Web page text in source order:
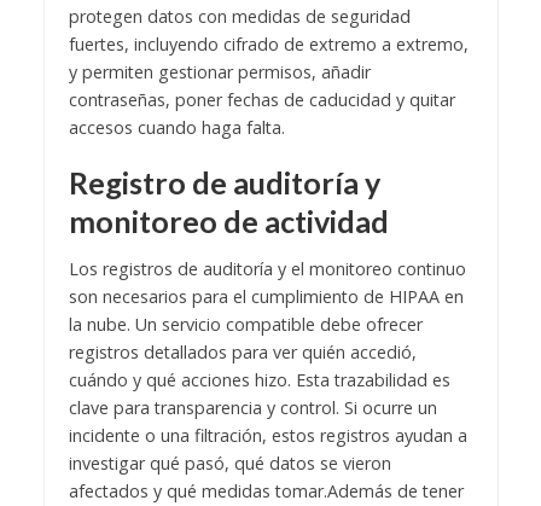
protegen datos con medidas de seguridad
fuertes, incluyendo cifrado de extremo a extremo,
y permiten gestionar permisos, añadir
contraseñas, poner fechas de caducidad y quitar
accesos cuando haga falta.
Registro de auditoría y
monitoreo de actividad
Los registros de auditoría y el monitoreo continuo
son necesarios para el cumplimiento de HIPAA en
la nube. Un servicio compatible debe ofrecer
registros detallados para ver quién accedió,
cuándo y qué acciones hizo. Esta trazabilidad es
clave para transparencia y control. Si ocurre un
incidente o una filtración, estos registros ayudan a
investigar qué pasó, qué datos se vieron
afectados y qué medidas tomar.Además de tener